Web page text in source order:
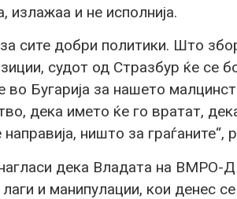
и не исполнија.
сите добри политики. Што
судот од Стразбур ќе се
во Бугарија за нашето
дека името ќе го вратат,
ништо за граѓаните“,
дека Владата на ВМРО-
лаги и манипулации, кои денес